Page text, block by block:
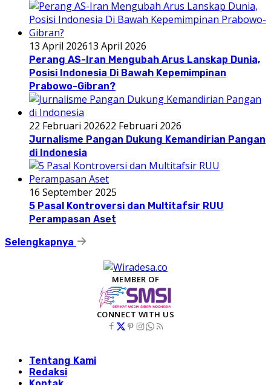
13 April 202613 April 2026
Perang AS-Iran Mengubah Arus Lanskap Dunia,
Posisi Indonesia Di Bawah Kepemimpinan
Prabowo-Gibran?
22 Februari 202622 Februari 2026
Jurnalisme Pangan Dukung Kemandirian Pangan
di Indonesia
16 September 2025
5 Pasal Kontroversi dan Multitafsir RUU
Perampasan Aset
Selengkapnya
MEMBER OF
CONNECT WITH US
Tentang Kami
Redaksi